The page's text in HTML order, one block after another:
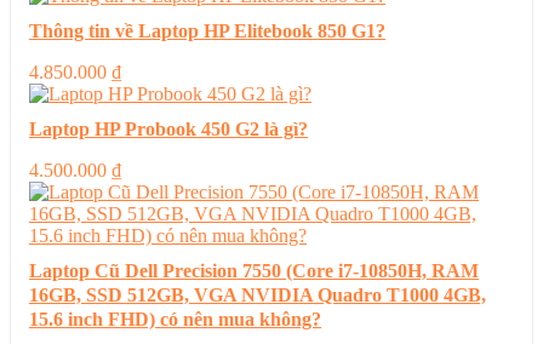
Thông tin về Laptop HP Elitebook 850 G1?
4.850.000 ₫
Laptop HP Probook 450 G2 là gì?
4.500.000 ₫
Laptop Cũ Dell Precision 7550 (Core i7-10850H, RAM
16GB, SSD 512GB, VGA NVIDIA Quadro T1000 4GB,
15.6 inch FHD) có nên mua không?